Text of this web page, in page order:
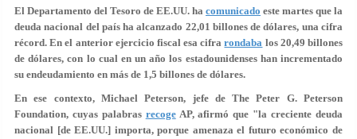
El Departamento del Tesoro de EE.UU. ha comunicado este martes que la
deuda nacional del país ha alcanzado 22,01 billones de dólares, una cifra
récord. En el anterior ejercicio fiscal esa cifrarondaba los 20,49 billones
de dólares, con lo cual en un año los estadounidenses han incrementado
su endeudamiento en más de 1,5 billones de dólares.
En ese contexto, Michael Peterson, jefe de The Peter G. Peterson
Foundation, cuyas palabras recogeAP, afirmó que "la creciente deuda
nacional [de EE.UU.] importa, porque amenaza el futuro económico de